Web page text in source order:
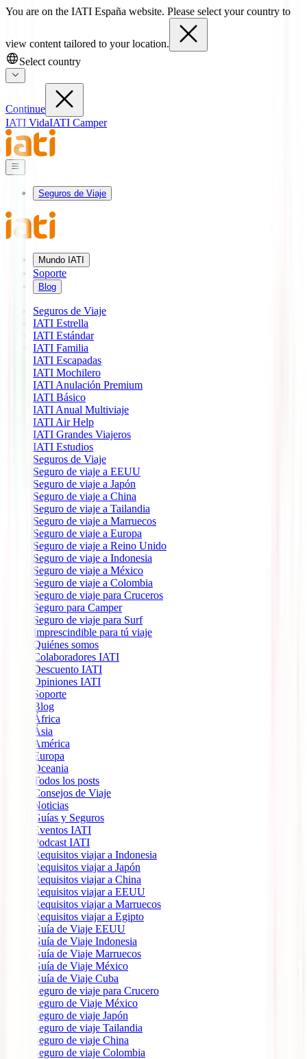
You are on the IATI España website. Please select your country to
view content tailored to your location.
Select country
Continue
IATI VidaIATI Camper
Seguros de Viaje
Mundo IATI
Soporte
Blog
Seguros de Viaje
IATI Estrella
IATI Estándar
IATI Familia
IATI Escapadas
IATI Mochilero
IATI Anulación Premium
IATI Básico
IATI Anual Multiviaje
IATI Air Help
IATI Grandes Viajeros
IATI Estudios
Seguros de Viaje
Seguro de viaje a EEUU
Seguro de viaje a Japón
Seguro de viaje a China
Seguro de viaje a Tailandia
Seguro de viaje a Marruecos
Seguro de viaje a Europa
Seguro de viaje a Reino Unido
Seguro de viaje a Indonesia
Seguro de viaje a México
Seguro de viaje a Colombia
Seguro de viaje para Cruceros
Seguro para Camper
Seguro de viaje para Surf
Imprescindible para tú viaje
Quiénes somos
Colaboradores IATI
Descuento IATI
Opiniones IATI
Soporte
Blog
África
Ásia
América
Europa
Oceania
Todos los posts
Consejos de Viaje
Noticias
Guías y Seguros
Eventos IATI
Podcast IATI
Requisitos viajar a Indonesia
Requisitos viajar a Japón
Requisitos viajar a China
Requisitos viajar a EEUU
Requisitos viajar a Marruecos
Requisitos viajar a Egipto
Guía de Viaje EEUU
Guía de Viaje Indonesia
Guía de Viaje Marruecos
Guía de Viaje México
Guía de Viaje Cuba
Seguro de viaje para Crucero
Seguro de Viaje México
Seguro de viaje Japón
Seguro de viaje Tailandia
Seguro de viaje China
Seguro de viaje Colombia